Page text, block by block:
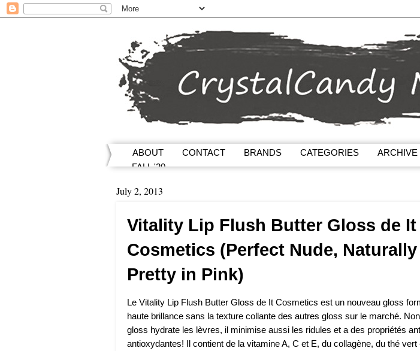
ABOUT CONTACT BRANDS CATEGORIES ARCHIVE
FALL '20
July 2, 2013
Vitality Lip Flush Butter Gloss de It
Cosmetics (Perfect Nude,
Pretty in Pink)
Le Vitality Lip Flush Butter Gloss de It Cosmetics est un nouveau gloss
haute brillance sans la texture collante des autres gloss sur le marché.
gloss hydrate les lèvres, il minimise aussi les ridules et a des propriétés
antioxydantes! Il contient de la vitamine A, C et E, du collagène, du thé vert